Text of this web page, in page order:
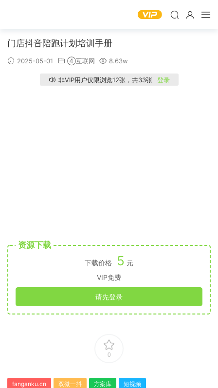
门店抖音陪跑计划培训手册
2025-05-01 ④互联网 8.63w
非VIP用户仅限浏览12张，共33张 登录
资源下载
下载价格 5 元
VIP免费
请先登录
0
fanganku.cn 双微一抖 方案库 短视频